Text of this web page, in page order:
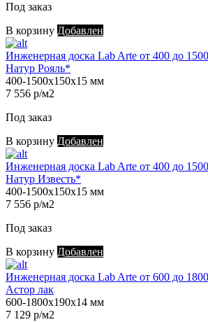
Под заказ
В корзину Добавлен
Инженерная доска Lab Arte от 400 до
Натур Рояль*
400-1500х150х15 мм
7 556 р/м2
Под заказ
В корзину Добавлен
Инженерная доска Lab Arte от 400 до
Натур Известь*
400-1500х150х15 мм
7 556 р/м2
Под заказ
В корзину Добавлен
Инженерная доска Lab Arte от 600 до
Астор лак
600-1800х190х14 мм
7 129 р/м2